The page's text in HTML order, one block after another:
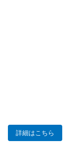
詳細はこちら